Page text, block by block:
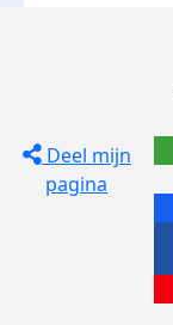
Deel mijn
pagina